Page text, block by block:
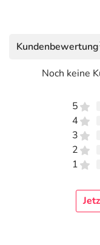
Kundenbewertung
Noch keine
5
4
3
2
1